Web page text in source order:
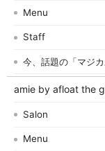
Menu
Staff
今、話題の「マジ
amie by afloat the
Salon
Menu